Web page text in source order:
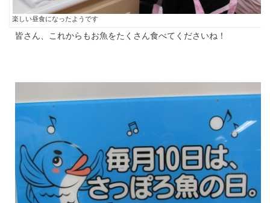
楽しい昼食になったようです
皆さん、これからもお魚をたくさん食べてくださいね！